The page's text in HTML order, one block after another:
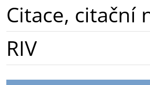
Citace, citační
RIV